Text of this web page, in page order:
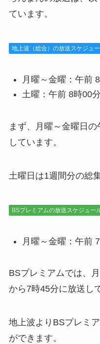
ています。
地上波（総合）の放送スケジュ
月曜～金曜：午前
土曜：午前 8時00
まず、月曜～金曜日
しています。
土曜日は1週間分の総
BSプレミアムの放送スケジュー
月曜～金曜：午前
BSプレミアムでは、
から7時45分に放送し
地上波よりBSプレミ
ができます。